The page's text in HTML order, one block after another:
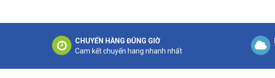
CHUYỂN HÀNG ĐÚNG GIỜ
Cam kết chuyển hang nhanh nhất